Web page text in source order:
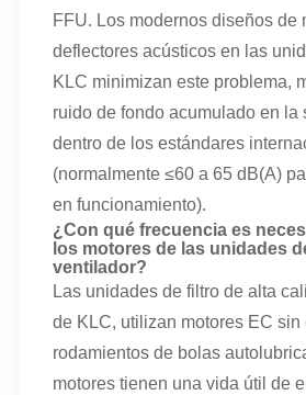
FFU. Los modernos diseños de
deflectores acústicos en las
KLC minimizan este problema,
ruido de fondo acumulado en la
dentro de los estándares
(normalmente ≤60 a 65 dB(A)
en funcionamiento).
¿Con qué frecuencia es
los motores de las unidades
ventilador?
Las unidades de filtro de alta
de KLC, utilizan motores EC
rodamientos de bolas
motores tienen una vida útil de